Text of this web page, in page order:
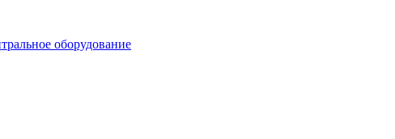
оборудование